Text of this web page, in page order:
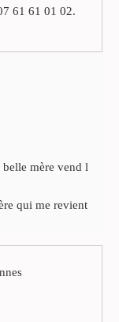
61 61 01 02.
mère vend l
qui me revient